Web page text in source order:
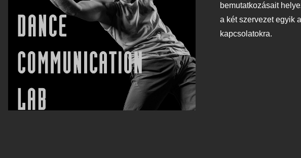
bemutatkozásait
a két szervezet egyik
kapcsolatokra.